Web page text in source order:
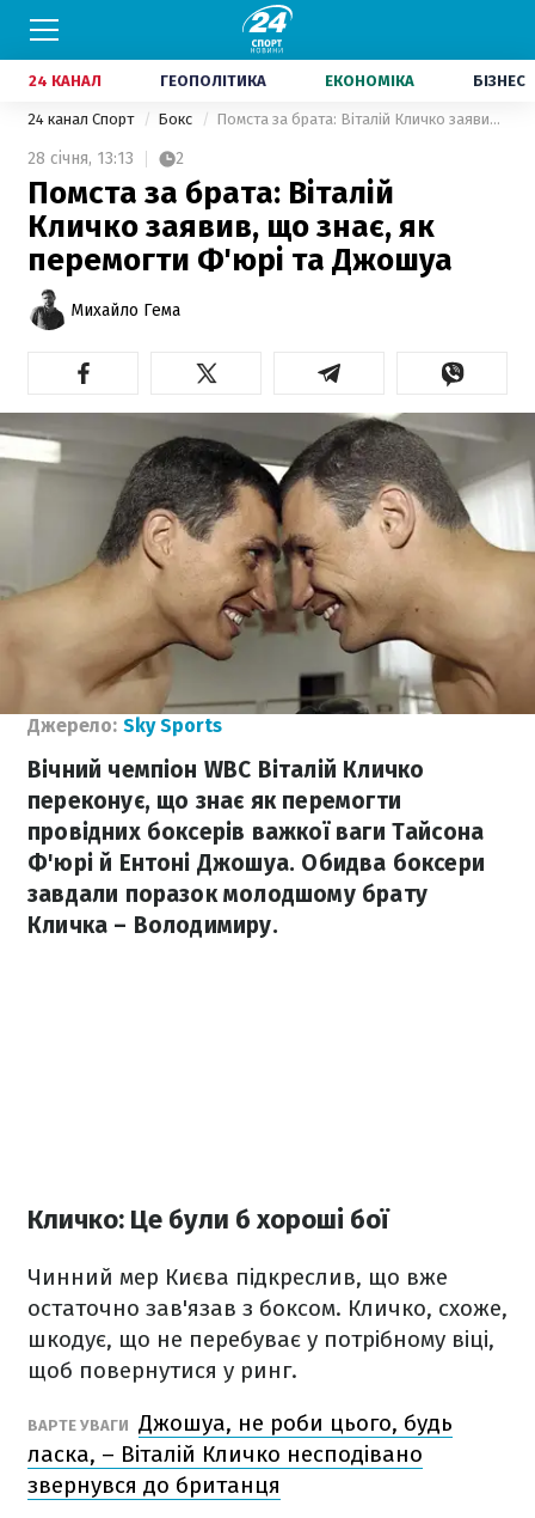
24 КАНАЛ ГЕОПОЛІТИКА ЕКОНОМІКА БІЗНЕС
24 канал Спорт Бокс Помста за брата: Віталій Кличко заявив, що знає, як перемогти Ф'юрі та Джошуа
28 січня, 13:13 2
Помста за брата: Віталій
Кличко заявив, що знає, як
перемогти Ф'юрі та Джошуа
Михайло Гема
Джерело: Sky Sports
Вічний чемпіон WBC Віталій Кличко
переконує, що знає як перемогти
провідних боксерів важкої ваги Тайсона
Ф'юрі й Ентоні Джошуа. Обидва боксери
завдали поразок молодшому брату
Кличка – Володимиру.
Кличко: Це були б хороші бої
Чинний мер Києва підкреслив, що вже
остаточно зав'язав з боксом. Кличко, схоже,
шкодує, що не перебуває у потрібному віці,
щоб повернутися у ринг.
ВАРТЕ УВАГИ Джошуа, не роби цього, будь
ласка, – Віталій Кличко несподівано
звернувся до британця